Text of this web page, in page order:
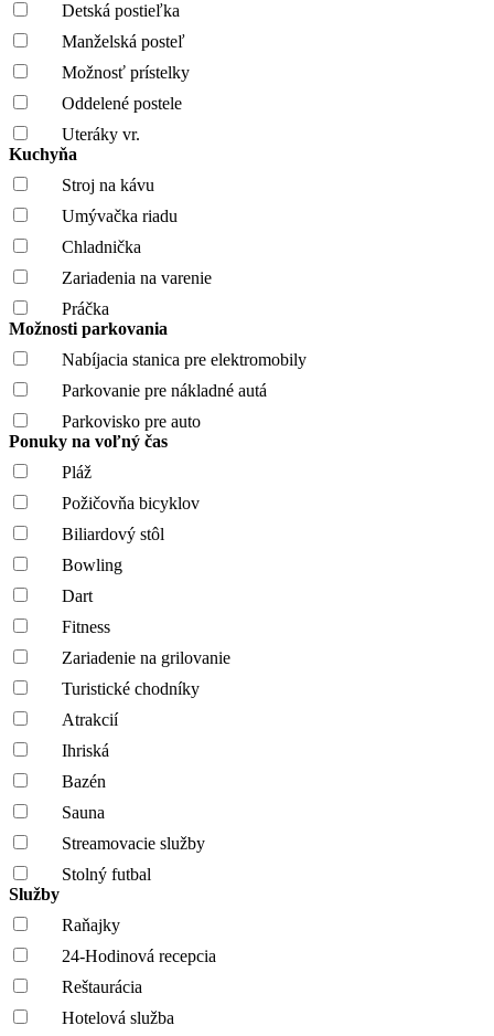
Detská postieľka
Manželská posteľ
Možnosť prístelky
Oddelené postele
Uteráky vr.
Kuchyňa
Stroj na kávu
Umývačka riadu
Chladnička
Zariadenia na varenie
Práčka
Možnosti parkovania
Nabíjacia stanica pre elektromobily
Parkovanie pre nákladné autá
Parkovisko pre auto
Ponuky na voľný čas
Pláž
Požičovňa bicyklov
Biliardový stôl
Bowling
Dart
Fitness
Zariadenie na grilovanie
Turistické chodníky
Atrakcií
Ihriská
Bazén
Sauna
Streamovacie služby
Stolný futbal
Služby
Raňajky
24-Hodinová recepcia
Reštaurácia
Hotelová služba